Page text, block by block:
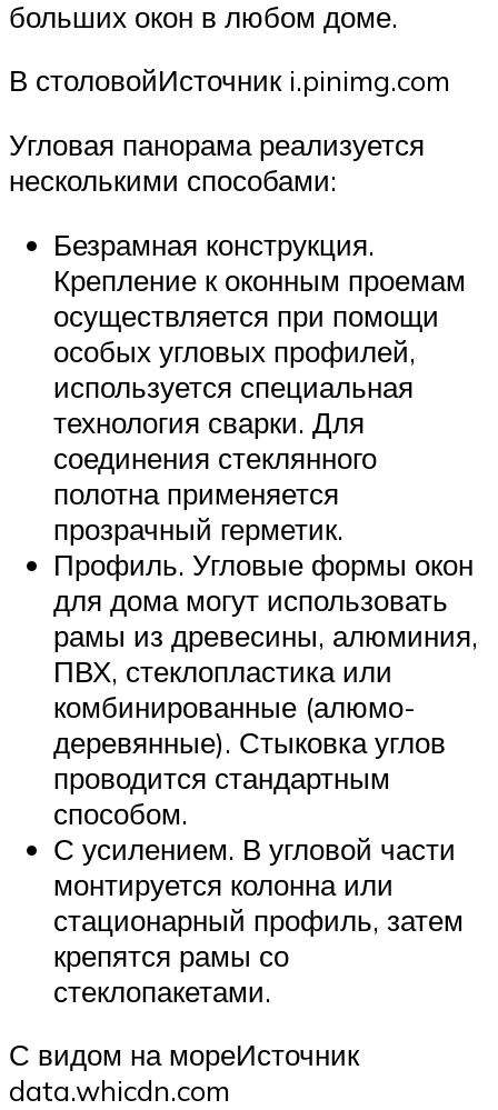
больших окон в любом доме.
В столовойИсточник i.pinimg.com
Угловая панорама реализуется
несколькими способами:
Безрамная конструкция.
Крепление к оконным проемам
осуществляется при помощи
особых угловых профилей,
используется специальная
технология сварки. Для
соединения стеклянного
полотна применяется
прозрачный герметик.
Профиль. Угловые формы окон
для дома могут использовать
рамы из древесины, алюминия,
ПВХ, стеклопластика или
комбинированные (алюмо-
деревянные). Стыковка углов
проводится стандартным
способом.
С усилением. В угловой части
монтируется колонна или
стационарный профиль, затем
крепятся рамы со
стеклопакетами.
С видом на мореИсточник
data.whicdn.com